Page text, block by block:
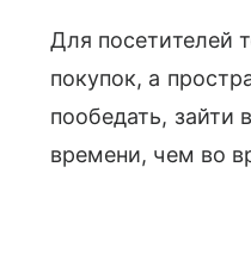
Для посетителей
покупок, а
пообедать, зайти
времени, чем во